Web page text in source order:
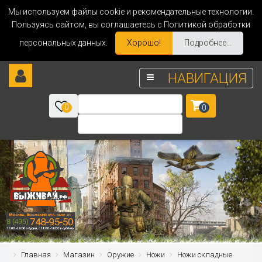
Мы используем файлы cookie и рекомендательные технологии.
Пользуясь сайтом, вы соглашаетесь с Политикой обработки
персональных данных.
Хорошо! Подробнее...
НАВИГАЦИЯ
0 0
Главная Магазин Оружие Ножи Ножи складные